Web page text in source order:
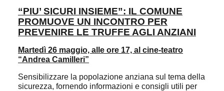
“PIU’ SICURI INSIEME”: IL COMUNE
PROMUOVE UN INCONTRO PER
PREVENIRE LE TRUFFE AGLI ANZIANI
Martedì 26 maggio, alle ore 17, al cine-teatro
“Andrea Camilleri”
Sensibilizzare la popolazione anziana sul tema della
sicurezza, fornendo informazioni e consigli utili per